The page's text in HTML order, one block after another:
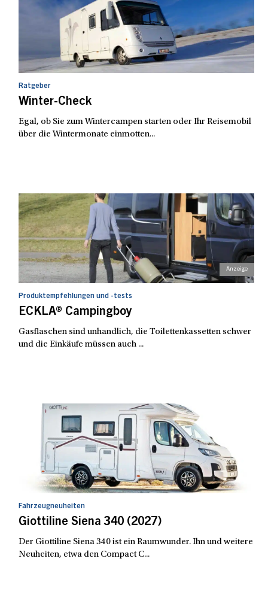
Ratgeber
Winter-Check
Egal, ob Sie zum Wintercampen starten oder Ihr Reisemobil
über die Wintermonate einmotten...
Produktempfehlungen und -tests
ECKLA® Campingboy
Gasflaschen sind unhandlich, die Toilettenkassetten schwer
und die Einkäufe müssen auch ...
Fahrzeugneuheiten
Giottiline Siena 340 (2027)
Der Giottiline Siena 340 ist ein Raumwunder. Ihn und weitere
Neuheiten, etwa den Compact C...